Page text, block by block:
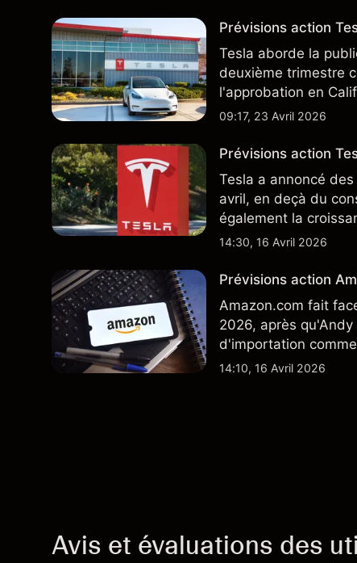
Prévisions action
Tesla aborde la
deuxième trimestre
l'approbation en
ajoute un nouveau
09:17, 23 Avril 2026
Prévisions action
Tesla a annoncé
avril, en deçà du
également la
moindre coût, dont
14:30, 16 Avril 2026
Prévisions action
Amazon.com fait
2026, après
d'importation
performances
14:10, 16 Avril 2026
Avis et évaluations des